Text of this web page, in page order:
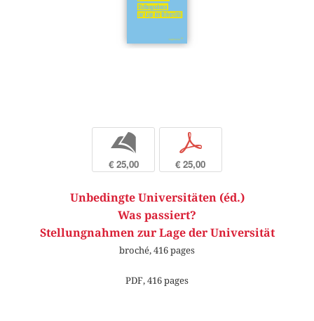
b
€ 25,00
p
€ 25,00
Unbedingte Universitäten (éd.)
Was passiert?
Stellungnahmen zur Lage der Universität
broché, 416 pages
PDF, 416 pages